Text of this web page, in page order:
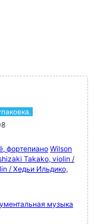
фортепианоWilson
Takako, violin /
/ Хедьи Ильдико,
музыка